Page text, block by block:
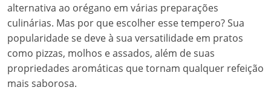
alternativa ao orégano em várias preparações
culinárias. Mas por que escolher esse tempero? Sua
popularidade se deve à sua versatilidade em pratos
como pizzas, molhos e assados, além de suas
propriedades aromáticas que tornam qualquer refeição
mais saborosa.